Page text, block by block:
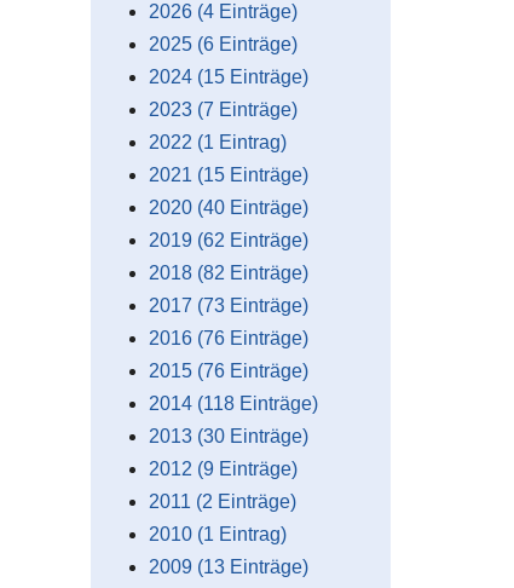
2026 (4 Einträge)
2025 (6 Einträge)
2024 (15 Einträge)
2023 (7 Einträge)
2022 (1 Eintrag)
2021 (15 Einträge)
2020 (40 Einträge)
2019 (62 Einträge)
2018 (82 Einträge)
2017 (73 Einträge)
2016 (76 Einträge)
2015 (76 Einträge)
2014 (118 Einträge)
2013 (30 Einträge)
2012 (9 Einträge)
2011 (2 Einträge)
2010 (1 Eintrag)
2009 (13 Einträge)